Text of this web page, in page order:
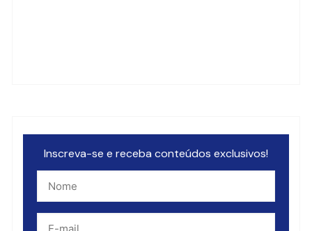
Inscreva-se e receba conteúdos exclusivos!